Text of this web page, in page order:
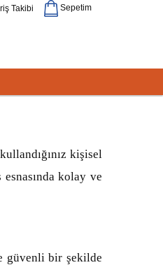
Takibi Sepetim
kişisel
kolay ve
güvenli bir şekilde